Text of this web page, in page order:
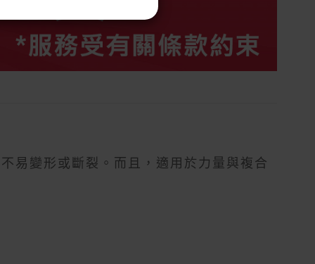
易變形或斷裂。而且，適用於力量與複合